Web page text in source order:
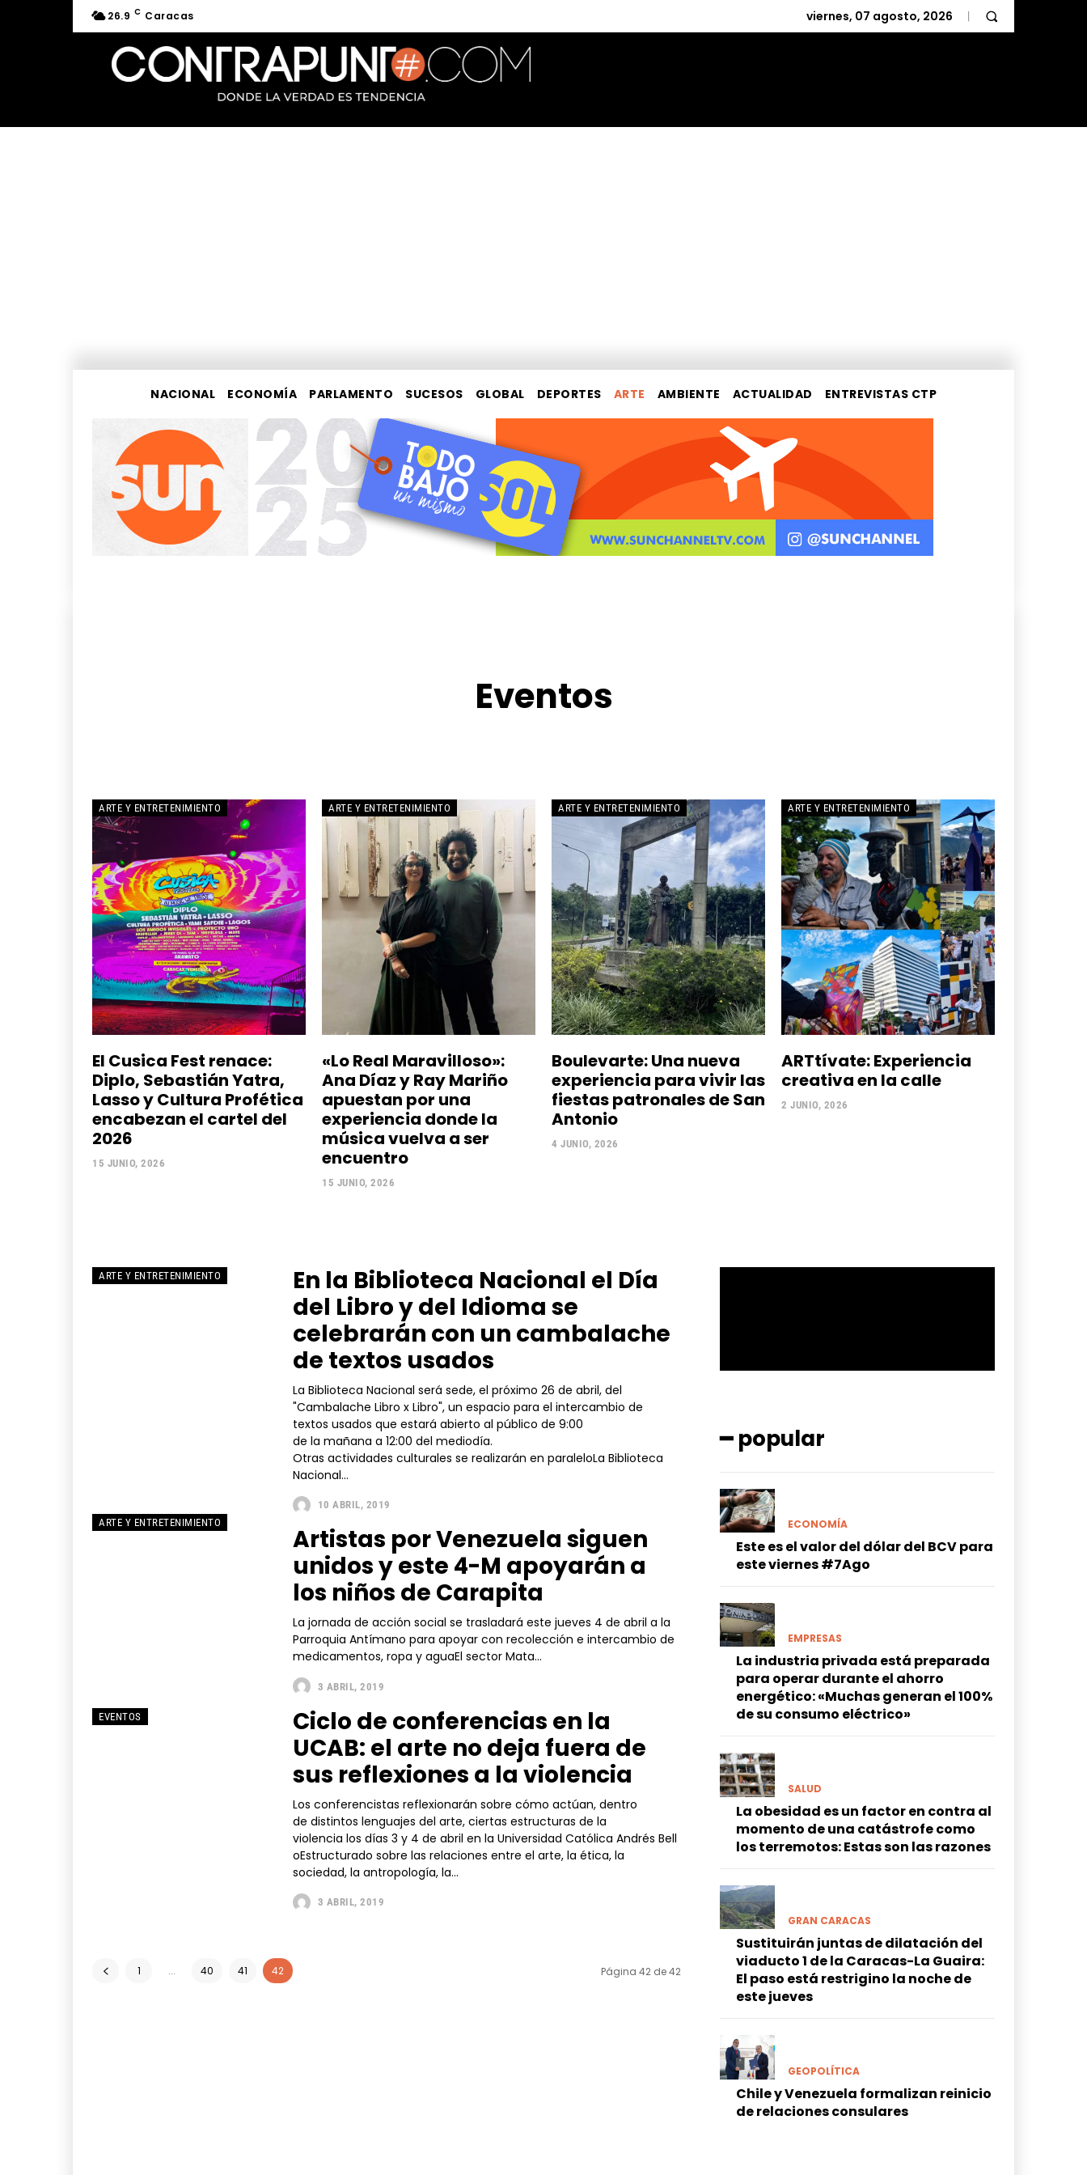
26.9 C Caracas viernes, 07 agosto, 2026
NACIONAL ECONOMÍA PARLAMENTO SUCESOS GLOBAL DEPORTES ARTE AMBIENTE ACTUALIDAD ENTREVISTAS CTP
Eventos
ARTE Y ENTRETENIMIENTO
El Cusica Fest renace:
Diplo, Sebastián Yatra,
Lasso y Cultura Profética
encabezan el cartel del
2026
15 JUNIO, 2026
ARTE Y ENTRETENIMIENTO
«Lo Real Maravilloso»:
Ana Díaz y Ray Mariño
apuestan por una
experiencia donde la
música vuelva a ser
encuentro
15 JUNIO, 2026
ARTE Y ENTRETENIMIENTO
Boulevarte: Una nueva
experiencia para vivir las
fiestas patronales de San
Antonio
4 JUNIO, 2026
ARTE Y ENTRETENIMIENTO
ARTtívate: Experiencia
creativa en la calle
2 JUNIO, 2026
ARTE Y ENTRETENIMIENTO
En la Biblioteca Nacional el Día
del Libro y del Idioma se
celebrarán con un cambalache
de textos usados
La Biblioteca Nacional será sede, el próximo 26 de abril, del
"Cambalache Libro x Libro", un espacio para el intercambio de
textos usados que estará abierto al público de 9:00
de la mañana a 12:00 del mediodía.
Otras actividades culturales se realizarán en paraleloLa Biblioteca
Nacional...
10 ABRIL, 2019
ARTE Y ENTRETENIMIENTO
Artistas por Venezuela siguen
unidos y este 4-M apoyarán a
los niños de Carapita
La jornada de acción social se trasladará este jueves 4 de abril a la
Parroquia Antímano para apoyar con recolección e intercambio de
medicamentos, ropa y aguaEl sector Mata...
3 ABRIL, 2019
EVENTOS
Ciclo de conferencias en la
UCAB: el arte no deja fuera de
sus reflexiones a la violencia
Los conferencistas reflexionarán sobre cómo actúan, dentro
de distintos lenguajes del arte, ciertas estructuras de la
violencia los días 3 y 4 de abril en la Universidad Católica Andrés Bell
oEstructurado sobre las relaciones entre el arte, la ética, la
sociedad, la antropología, la...
3 ABRIL, 2019
1 ... 40 41 42 Página 42 de 42
━ popular
ECONOMÍA
Este es el valor del dólar del BCV para
este viernes #7Ago
EMPRESAS
La industria privada está preparada
para operar durante el ahorro
energético: «Muchas generan el 100%
de su consumo eléctrico»
SALUD
La obesidad es un factor en contra al
momento de una catástrofe como
los terremotos: Estas son las razones
GRAN CARACAS
Sustituirán juntas de dilatación del
viaducto 1 de la Caracas-La Guaira:
El paso está restrigino la noche de
este jueves
GEOPOLÍTICA
Chile y Venezuela formalizan reinicio
de relaciones consulares